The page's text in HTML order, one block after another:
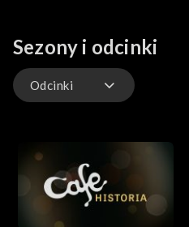
Sezony i odcinki
Odcinki